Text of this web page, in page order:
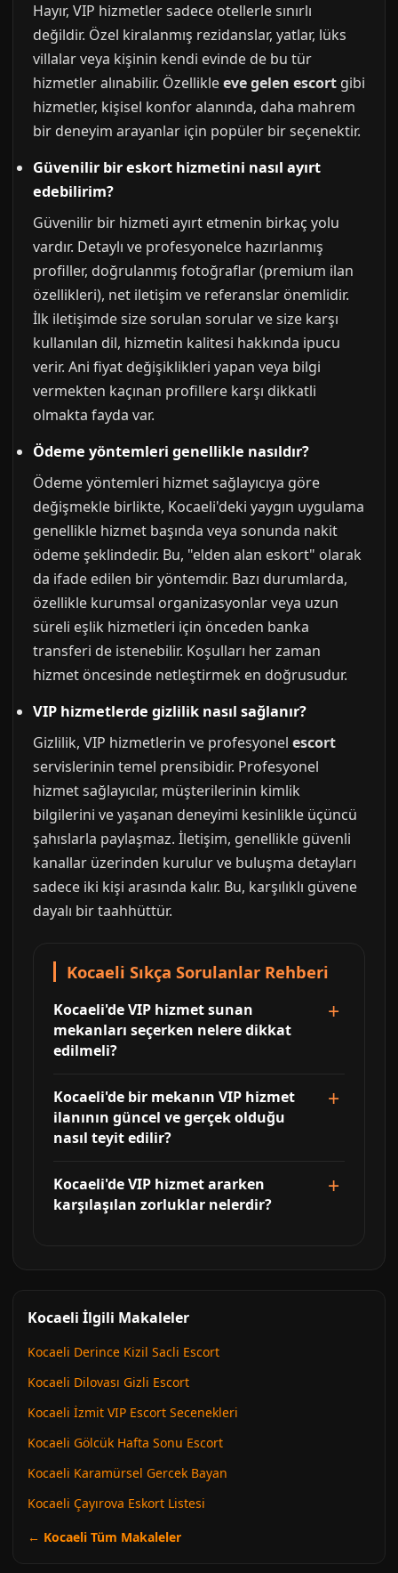
Hayır, VIP hizmetler sadece otellerle sınırlı
değildir. Özel kiralanmış rezidanslar, yatlar, lüks
villalar veya kişinin kendi evinde de bu tür
hizmetler alınabilir. Özellikleeve gelen escort gibi
hizmetler, kişisel konfor alanında, daha mahrem
bir deneyim arayanlar için popüler bir seçenektir.
Güvenilir bir eskort hizmetini nasıl ayırt
edebilirim?
Güvenilir bir hizmeti ayırt etmenin birkaç yolu
vardır. Detaylı ve profesyonelce hazırlanmış
profiller, doğrulanmış fotoğraflar (premium ilan
özellikleri), net iletişim ve referanslar önemlidir.
İlk iletişimde size sorulan sorular ve size karşı
kullanılan dil, hizmetin kalitesi hakkında ipucu
verir. Ani fiyat değişiklikleri yapan veya bilgi
vermekten kaçınan profillere karşı dikkatli
olmakta fayda var.
Ödeme yöntemleri genellikle nasıldır?
Ödeme yöntemleri hizmet sağlayıcıya göre
değişmekle birlikte, Kocaeli'deki yaygın uygulama
genellikle hizmet başında veya sonunda nakit
ödeme şeklindedir. Bu, "elden alan eskort" olarak
da ifade edilen bir yöntemdir. Bazı durumlarda,
özellikle kurumsal organizasyonlar veya uzun
süreli eşlik hizmetleri için önceden banka
transferi de istenebilir. Koşulları her zaman
hizmet öncesinde netleştirmek en doğrusudur.
VIP hizmetlerde gizlilik nasıl sağlanır?
Gizlilik, VIP hizmetlerin ve profesyonel escort
servislerinin temel prensibidir. Profesyonel
hizmet sağlayıcılar, müşterilerinin kimlik
bilgilerini ve yaşanan deneyimi kesinlikle üçüncü
şahıslarla paylaşmaz. İletişim, genellikle güvenli
kanallar üzerinden kurulur ve buluşma detayları
sadece iki kişi arasında kalır. Bu, karşılıklı güvene
dayalı bir taahhüttür.
Kocaeli Sıkça Sorulanlar Rehberi
Kocaeli'de VIP hizmet sunan
mekanları seçerken nelere dikkat
edilmeli?
Kocaeli'de bir mekanın VIP hizmet
ilanının güncel ve gerçek olduğu
nasıl teyit edilir?
Kocaeli'de VIP hizmet ararken
karşılaşılan zorluklar nelerdir?
Kocaeli İlgili Makaleler
Kocaeli Derince Kizil Sacli Escort
Kocaeli Dilovası Gizli Escort
Kocaeli İzmit VIP Escort Secenekleri
Kocaeli Gölcük Hafta Sonu Escort
Kocaeli Karamürsel Gercek Bayan
Kocaeli Çayırova Eskort Listesi
← Kocaeli Tüm Makaleler